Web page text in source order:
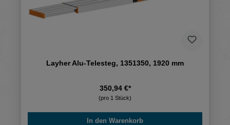
Layher Alu-Telesteg, 1351350, 1920 mm
350,94 €*
(pro 1 Stück)
In den Warenkorb